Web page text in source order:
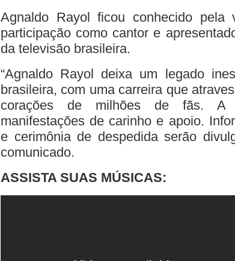
Agnaldo Rayol ficou conhecido
participação como cantor e
da televisão brasileira.
“Agnaldo Rayol deixa um legado
brasileira, com uma carreira que
corações de milhões de fãs. A
manifestações de carinho e apoio.
e cerimônia de despedida serão
comunicado.
ASSISTA SUAS MÚSICAS: